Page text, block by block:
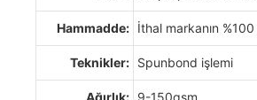
Hammadde: İthal markanın
Teknikler: Spunbond işlemi
Ağırlık: 9-150gsm